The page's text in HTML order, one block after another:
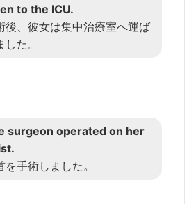
to the ICU.
後、彼女は集中治療室へ運ば
した。
surgeon operated on her
を手術しました。